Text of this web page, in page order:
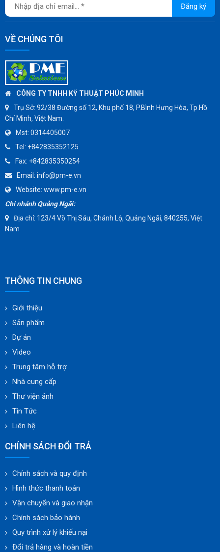
HAWKS
ZETKAMA
BZE
DYNO
WEFLO
SENSUS
TOMOE
SUNPASS
AMMETE
Đăng ký
VỀ CHÚNG TÔI
CÔNG TY TNHH KỸ THUẬT PHÚC MINH
Trụ Sở: 92/38 Đường số 12, Khu phố 18, P.Bình Hưng Hòa, Tp.Hồ
Chí Minh, Việt Nam.
Mst: 0314405007
Tel: +842835352125
Fax: +842835350254
Email: info@pm-e.vn
Website: www.pm-e.vn
Chi nhánh Quảng Ngãi:
Địa chỉ: 123/4 Võ Thị Sáu, Chánh Lộ, Quảng Ngãi, 840255, Việt
Nam
THÔNG TIN CHUNG
Giới thiệu
Sản phẩm
Dự án
Video
Trung tâm hỗ trợ
Nhà cung cấp
Thư viện ảnh
Tin Tức
Liên hệ
CHÍNH SÁCH ĐỔI TRẢ
Chính sách và quy định
Hình thức thanh toán
Vận chuyển và giao nhận
Chính sách bảo hành
Quy trình xử lý khiếu nại
Đổi trả hàng và hoàn tiền